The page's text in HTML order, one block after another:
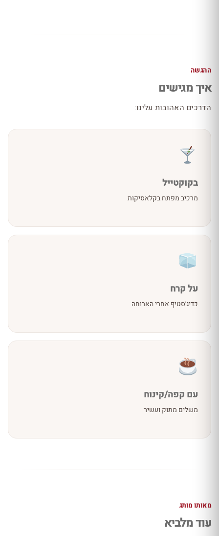
ההגשה
איך מגישים
הדרכים האהובות עלינו:
בקוקטייל
מרכיב מפתח בקלאסיקות
על קרח
כדיג׳סטיף אחרי הארוחה
עם קפה/קינוח
משלים מתוק ועשיר
מאותו מותג
עוד מלביא